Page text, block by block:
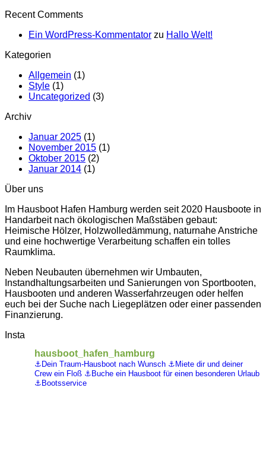
Video
Recent Comments
Ein WordPress-Kommentator zu Hallo Welt!
Kategorien
Allgemein (1)
Style (1)
Uncategorized (3)
Archiv
Januar 2025 (1)
November 2015 (1)
Oktober 2015 (2)
Januar 2014 (1)
Über uns
Im Hausboot Hafen Hamburg werden seit 2020 Hausboote in
Handarbeit nach ökologischen Maßstäben gebaut:
Heimische Hölzer, Holzwolledämmung, naturnahe Anstriche
und eine hochwertige Verarbeitung schaffen ein tolles
Raumklima.
Neben Neubauten übernehmen wir Umbauten,
Instandhaltungsarbeiten und Sanierungen von Sportbooten,
Hausbooten und anderen Wasserfahrzeugen oder helfen
euch bei der Suche nach Liegeplätzen oder einer passenden
Finanzierung.
Insta
hausboot_hafen_hamburg
⚓️Dein Traum-Hausboot nach Wunsch ⚓️Miete dir und deiner
Crew ein Floß ⚓️Buche ein Hausboot für einen besonderen Urlaub
⚓️Bootsservice